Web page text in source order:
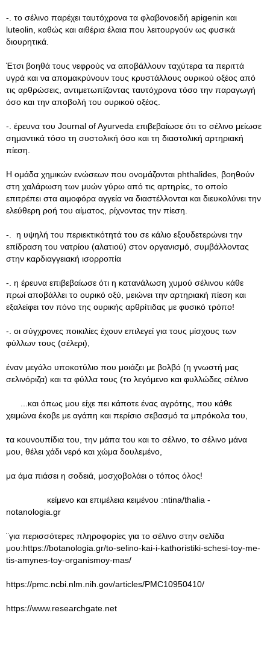
-. το σέλινο παρέχει ταυτόχρονα τα φλαβονοειδή apigenin και
luteolin, καθώς και αιθέρια έλαια που λειτουργούν ως φυσικά
διουρητικά.
Έτσι βοηθά τους νεφρούς να αποβάλλουν ταχύτερα τα περιττά
υγρά και να απομακρύνουν τους κρυστάλλους ουρικού οξέος από
τις αρθρώσεις, αντιμετωπίζοντας ταυτόχρονα τόσο την παραγωγή
όσο και την αποβολή του ουρικού οξέος.
-. έρευνα του Journal of Ayurveda επιβεβαίωσε ότι το σέλινο μείωσε
σημαντικά τόσο τη συστολική όσο και τη διαστολική αρτηριακή
πίεση.
Η ομάδα χημικών ενώσεων που ονομάζονται phthalides, βοηθούν
στη χαλάρωση των μυών γύρω από τις αρτηρίες, το οποίο
επιτρέπει στα αιμοφόρα αγγεία να διαστέλλονται και διευκολύνει την
ελεύθερη ροή του αίματος, ρίχνοντας την πίεση.
-. η υψηλή του περιεκτικότητά του σε κάλιο εξουδετερώνει την
επίδραση του νατρίου (αλατιού) στον οργανισμό, συμβάλλοντας
στην καρδιαγγειακή ισορροπία
-. η έρευνα επιβεβαίωσε ότι η κατανάλωση χυμού σέλινου κάθε
πρωί αποβάλλει το ουρικό οξύ, μειώνει την αρτηριακή πίεση και
εξαλείφει τον πόνο της ουρικής αρθρίτιδας με φυσικό τρόπο!
-. οι σύγχρονες ποικιλίες έχουν επιλεγεί για τους μίσχους των
φύλλων τους (σέλερι),
έναν μεγάλο υποκοτύλιο που μοιάζει με βολβό (η γνωστή μας
σελινόριζα) και τα φύλλα τους (το λεγόμενο και φυλλώδες σέλινο
...και όπως μου είχε πει κάποτε ένας αγρότης, που κάθε
χειμώνα έκοβε με αγάπη και περίσιο σεβασμό τα μπρόκολα του,
τα κουνουπίδια του, την μάπα του και το σέλινο, το σέλινο μάνα
μου, θέλει χάδι νερό και χώμα δουλεμένο,
μα άμα πιάσει η σοδειά, μοσχοβολάει ο τόπος όλος!
κείμενο και επιμέλεια κειμένου :ntina/thalia -
notanologia.gr
¨για περισσότερες πληροφορίες για το σέλινο στην σελίδα
μου:https://botanologia.gr/to-selino-kai-i-kathoristiki-schesi-toy-me-
tis-amynes-toy-organismoy-mas/
https://pmc.ncbi.nlm.nih.gov/articles/PMC10950410/
https://www.researchgate.net